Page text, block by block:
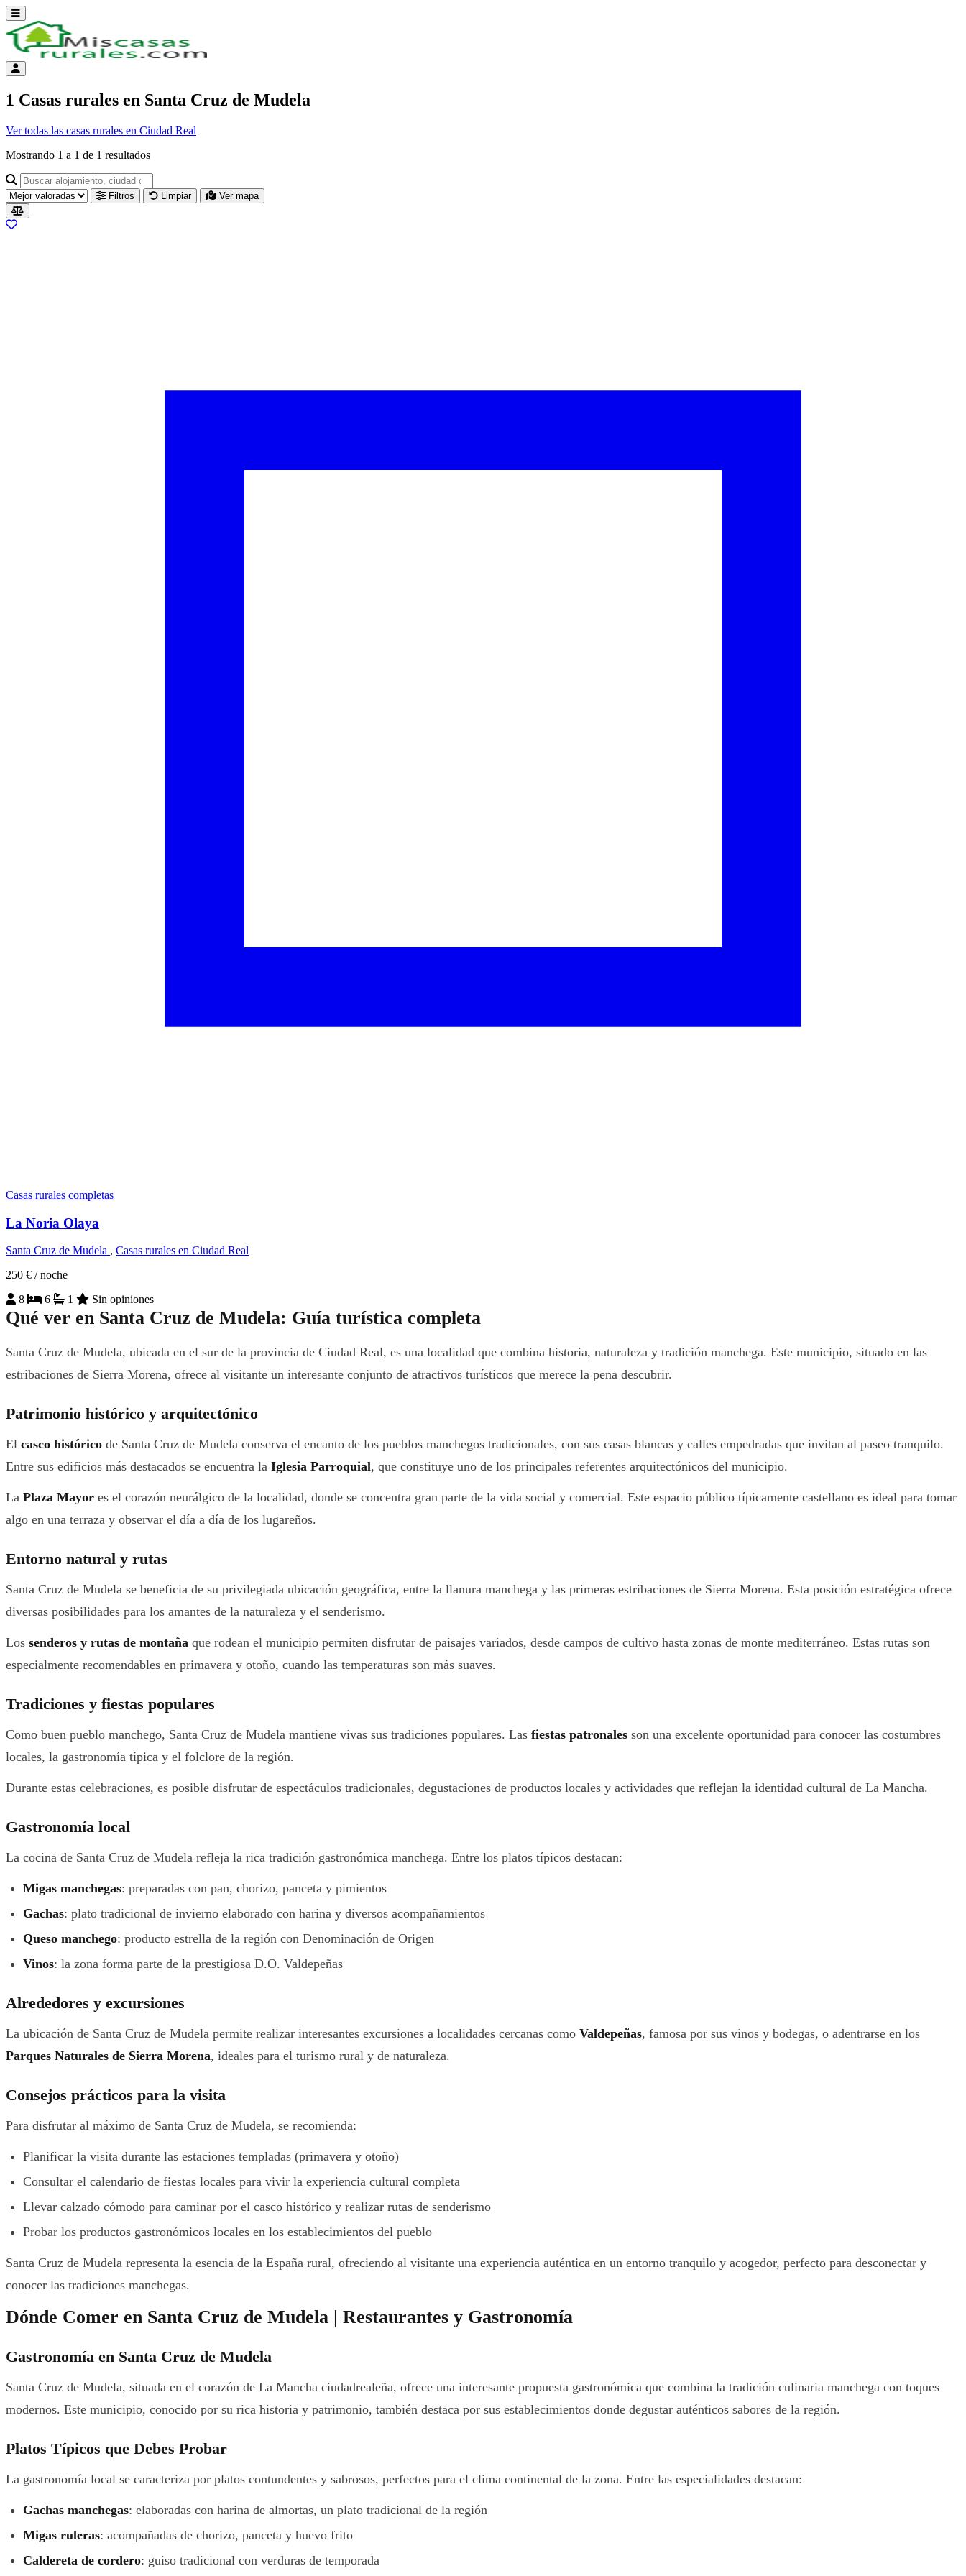
Abrir menú
Menú de cuenta
1 Casas rurales en Santa Cruz de Mudela
Ver todas las casas rurales en Ciudad Real
Mostrando 1 a 1 de 1 resultados
Buscar alojamiento, ciudad o provincia para ir a su página
Filtros Limpiar Ver mapa
Resultados del listado
Casas rurales completas
La Noria Olaya
Santa Cruz de Mudela , Casas rurales en Ciudad Real
250 € / noche
8
6 1 Sin opiniones
Qué ver en Santa Cruz de Mudela: Guía turística completa
Santa Cruz de Mudela, ubicada en el sur de la provincia de Ciudad Real, es una localidad que combina historia, naturaleza y tradición manchega. Este municipio, situado en las
estribaciones de Sierra Morena, ofrece al visitante un interesante conjunto de atractivos turísticos que merece la pena descubrir.
Patrimonio histórico y arquitectónico
El casco histórico de Santa Cruz de Mudela conserva el encanto de los pueblos manchegos tradicionales, con sus casas blancas y calles empedradas que invitan al paseo tranquilo.
Entre sus edificios más destacados se encuentra la Iglesia Parroquial, que constituye uno de los principales referentes arquitectónicos del municipio.
La Plaza Mayor es el corazón neurálgico de la localidad, donde se concentra gran parte de la vida social y comercial. Este espacio público típicamente castellano es ideal para tomar
algo en una terraza y observar el día a día de los lugareños.
Entorno natural y rutas
Santa Cruz de Mudela se beneficia de su privilegiada ubicación geográfica, entre la llanura manchega y las primeras estribaciones de Sierra Morena. Esta posición estratégica ofrece
diversas posibilidades para los amantes de la naturaleza y el senderismo.
Los senderos y rutas de montaña que rodean el municipio permiten disfrutar de paisajes variados, desde campos de cultivo hasta zonas de monte mediterráneo. Estas rutas son
especialmente recomendables en primavera y otoño, cuando las temperaturas son más suaves.
Tradiciones y fiestas populares
Como buen pueblo manchego, Santa Cruz de Mudela mantiene vivas sus tradiciones populares. Las fiestas patronales son una excelente oportunidad para conocer las costumbres
locales, la gastronomía típica y el folclore de la región.
Durante estas celebraciones, es posible disfrutar de espectáculos tradicionales, degustaciones de productos locales y actividades que reflejan la identidad cultural de La Mancha.
Gastronomía local
La cocina de Santa Cruz de Mudela refleja la rica tradición gastronómica manchega. Entre los platos típicos destacan:
Migas manchegas: preparadas con pan, chorizo, panceta y pimientos
Gachas: plato tradicional de invierno elaborado con harina y diversos acompañamientos
Queso manchego: producto estrella de la región con Denominación de Origen
Vinos: la zona forma parte de la prestigiosa D.O. Valdepeñas
Alrededores y excursiones
La ubicación de Santa Cruz de Mudela permite realizar interesantes excursiones a localidades cercanas como Valdepeñas, famosa por sus vinos y bodegas, o adentrarse en los
Parques Naturales de Sierra Morena, ideales para el turismo rural y de naturaleza.
Consejos prácticos para la visita
Para disfrutar al máximo de Santa Cruz de Mudela, se recomienda:
Planificar la visita durante las estaciones templadas (primavera y otoño)
Consultar el calendario de fiestas locales para vivir la experiencia cultural completa
Llevar calzado cómodo para caminar por el casco histórico y realizar rutas de senderismo
Probar los productos gastronómicos locales en los establecimientos del pueblo
Santa Cruz de Mudela representa la esencia de la España rural, ofreciendo al visitante una experiencia auténtica en un entorno tranquilo y acogedor, perfecto para desconectar y
conocer las tradiciones manchegas.
Dónde Comer en Santa Cruz de Mudela | Restaurantes y Gastronomía
Gastronomía en Santa Cruz de Mudela
Santa Cruz de Mudela, situada en el corazón de La Mancha ciudadrealeña, ofrece una interesante propuesta gastronómica que combina la tradición culinaria manchega con toques
modernos. Este municipio, conocido por su rica historia y patrimonio, también destaca por sus establecimientos donde degustar auténticos sabores de la región.
Platos Típicos que Debes Probar
La gastronomía local se caracteriza por platos contundentes y sabrosos, perfectos para el clima continental de la zona. Entre las especialidades destacan:
Gachas manchegas: elaboradas con harina de almortas, un plato tradicional de la región
Migas ruleras: acompañadas de chorizo, panceta y huevo frito
Caldereta de cordero: guiso tradicional con verduras de temporada